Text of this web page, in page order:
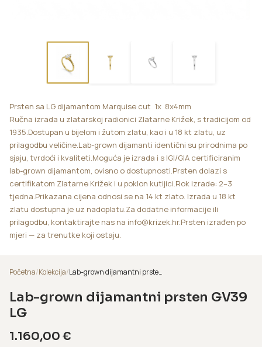
Prsten sa LG dijamantom Marquise cut 1x 8x4mm
Ručna izrada u zlatarskoj radionici Zlatarne Križek, s tradicijom od
1935.Dostupan u bijelom i žutom zlatu, kao i u 18 kt zlatu, uz
prilagodbu veličine.Lab-grown dijamanti identični su prirodnima po
sjaju, tvrdoći i kvaliteti.Moguća je izrada i s IGI/GIA certificiranim
lab-grown dijamantom, ovisno o dostupnosti.Prsten dolazi s
certifikatom Zlatarne Križek i u poklon kutijici.Rok izrade: 2–3
tjedna.Prikazana cijena odnosi se na 14 kt zlato. Izrada u 18 kt
zlatu dostupna je uz nadoplatu.Za dodatne informacije ili
prilagodbu, kontaktirajte nas na info@krizek.hr.Prsten izrađen po
mjeri — za trenutke koji ostaju.
Početna/Kolekcija/ Lab-grown dijamantni prsten GV39 LG
Lab-grown dijamantni prsten GV39
LG
1.160,00 €